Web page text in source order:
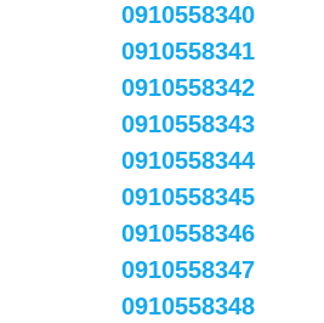
0910558340
0910558341
0910558342
0910558343
0910558344
0910558345
0910558346
0910558347
0910558348